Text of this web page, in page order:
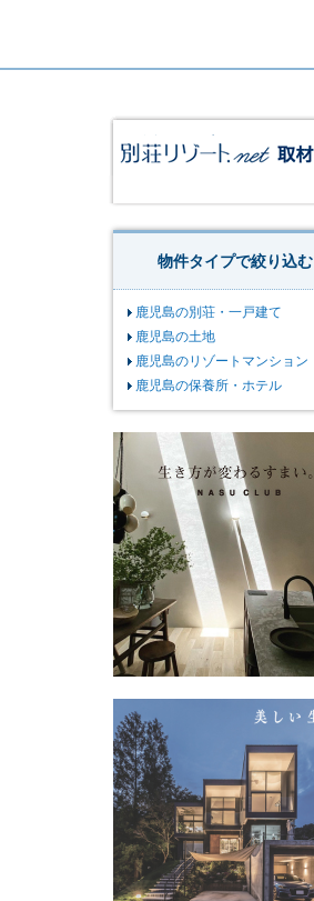
物件タイプで絞り込む
鹿児島の別荘・一戸建て
鹿児島の土地
鹿児島のリゾートマンション
鹿児島の保養所・ホテル